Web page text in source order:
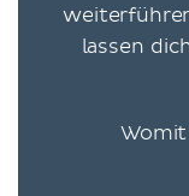
lassen